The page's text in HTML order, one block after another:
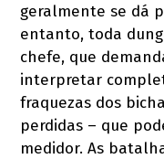
geralmente se dá
entanto, toda
chefe, que
interpretar
fraquezas dos
perdidas – que
medidor. As